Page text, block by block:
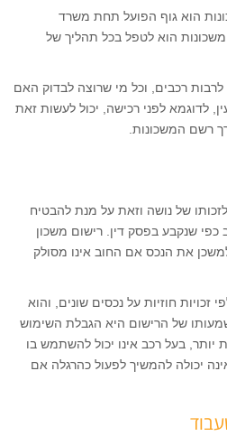
הוא גוף הפועל תחת משרד
הוא לטפל בכל תהליך של
רכבים, וכל מי שרוצה לבדוק האם
לדוגמא לפני רכישה, יכול לעשות זאת
רשם המשכונות.
של נושה וזאת על מנת להבטיח
כפי שנקבע בפסק דין. רישום משכון
את הנכס אם החוב אינו מסולק
זכויות חוזיות על נכסים שונים, והוא
של הרישום היא הגבלת השימוש
בעל רכב אינו יכול להשתמש בו
יכולה להמשיך לפעול כהרגלה אם